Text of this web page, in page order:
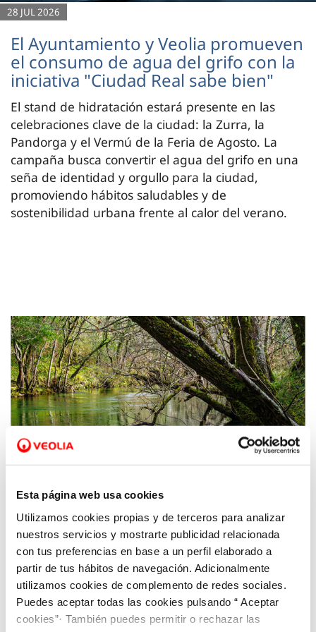
Esta página web usa cookies
Utilizamos cookies propias y de terceros para analizar
nuestros servicios y mostrarte publicidad relacionada
con tus preferencias en base a un perfil elaborado a
partir de tus hábitos de navegación. Adicionalmente
utilizamos cookies de complemento de redes sociales.
Puedes aceptar todas las cookies pulsando “ Aceptar
cookies”· También puedes permitir o rechazar las
28 JUL 2026
El Ayuntamiento y Veolia promueven
el consumo de agua del grifo con la
iniciativa "Ciudad Real sabe bien"
El stand de hidratación estará presente en las
celebraciones clave de la ciudad: la Zurra, la
Pandorga y el Vermú de la Feria de Agosto. La
campaña busca convertir el agua del grifo en una
seña de identidad y orgullo para la ciudad,
promoviendo hábitos saludables y de
sostenibilidad urbana frente al calor del verano.
21 MAY 2021
Fomentamos la biodiversidad en sus plantas
de tratamiento de agua